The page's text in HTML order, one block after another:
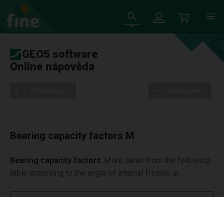
GEO5 software
Online nápověda
Bearing capacity factors M
Bearing capacity factors M are taken from the following
table according to the angle of internal friction φ